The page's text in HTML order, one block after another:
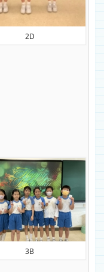
2D
3B